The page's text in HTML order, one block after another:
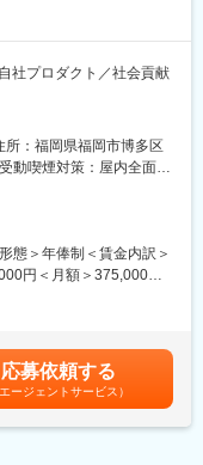
率も高く実際にここ3年
低い数値です。また配属
行います。その後の配属
によるマンツーマンの
技術はすぐに身に付き
部の研修にも100％会
ーアップ研修という形
も全面バックアップ。未
度は非常に整っていま
社プロダクト／社会貢献
全国展開に向けて、イン
通したエンジニアを募
献を進めており、大変や
業でありながら、AIを
ています。急成長中のサ
ク設計・構築
境の整備
所：福岡県福岡市博多区
動喫煙対策：屋内全面禁
ートワーク含む）
態＞年俸制＜賃金内訳＞
円＜月額＞375,000円
能性があります。月給
応募依頼する
エージェントサービス）